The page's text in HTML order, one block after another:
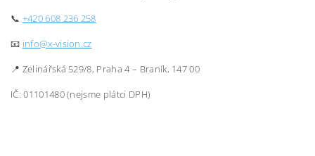
📞 +420 608 236 258
📧 info@x-vision.cz
📍 Zelinářská 529/8, Praha 4 – Braník, 147 00
IČ: 01101480 (nejsme plátci DPH)